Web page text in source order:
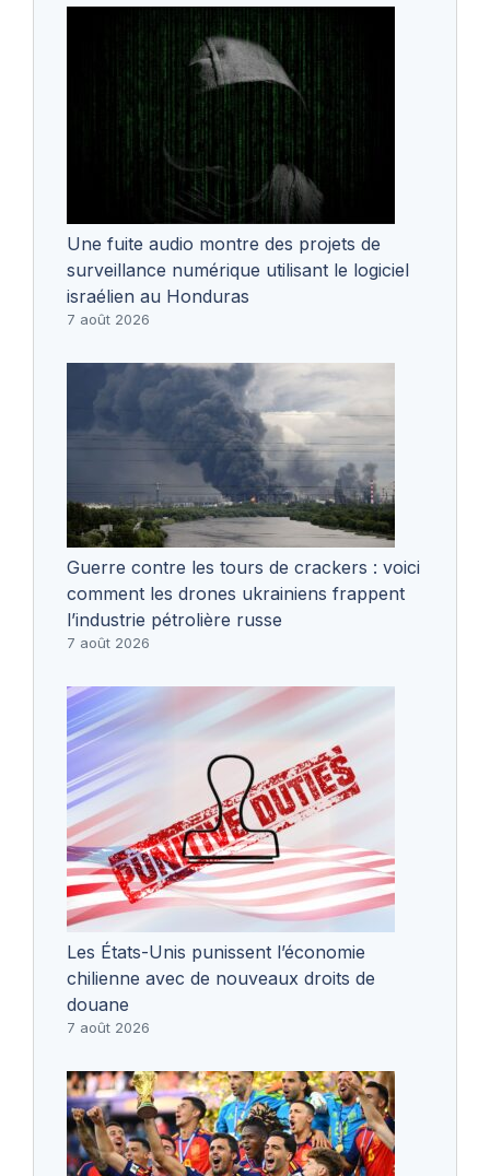
Une fuite audio montre des projets de
surveillance numérique utilisant le logiciel
israélien au Honduras
7 août 2026
Guerre contre les tours de crackers : voici
comment les drones ukrainiens frappent
l’industrie pétrolière russe
7 août 2026
Les États-Unis punissent l’économie
chilienne avec de nouveaux droits de
douane
7 août 2026